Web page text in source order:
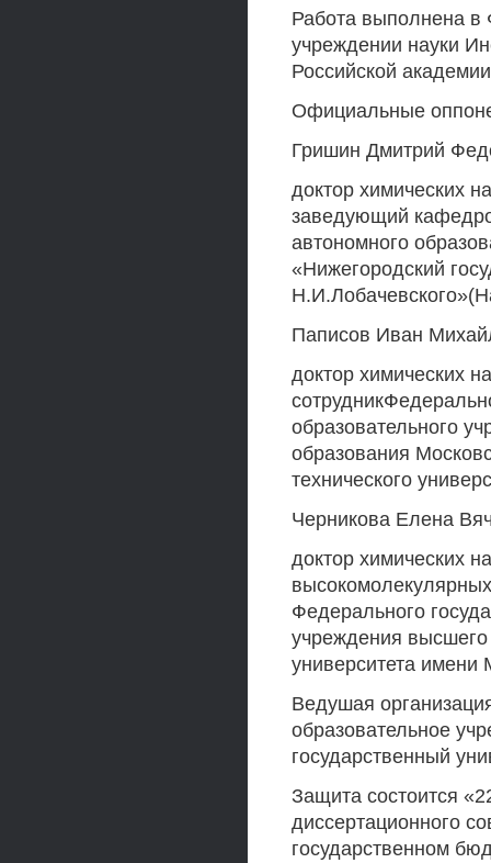
Работа выполнена в
учреждении науки
Российской
Официальные
Гришин Дмитрий
доктор химических
заведующий
автономного
«Нижегородский
Паписов Иван
доктор химических
образовательного
образования
технического
Черникова Елена
доктор химических
Федерального
учреждения высшего
университета
Ведушая
образовательное
государственный
Защита состоится
диссертационного
государственном